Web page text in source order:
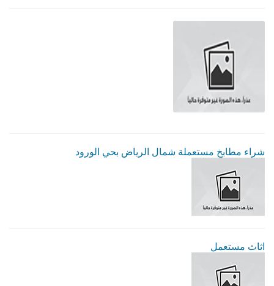
شراء مطابخ مستعملة شمال الرياض بحي الورود
اثاث مستعمل